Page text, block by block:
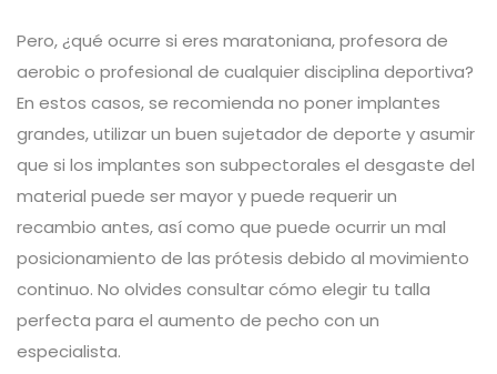
Pero, ¿qué ocurre si eres maratoniana, profesora de
aerobic o profesional de cualquier disciplina deportiva?
En estos casos, se recomienda no poner implantes
grandes, utilizar un buen sujetador de deporte y asumir
que si los implantes son subpectorales el desgaste del
material puede ser mayor y puede requerir un
recambio antes, así como que puede ocurrir un mal
posicionamiento de las prótesis debido al movimiento
continuo. No olvides consultar cómo elegir tu talla
perfecta para el aumento de pecho con un
especialista.